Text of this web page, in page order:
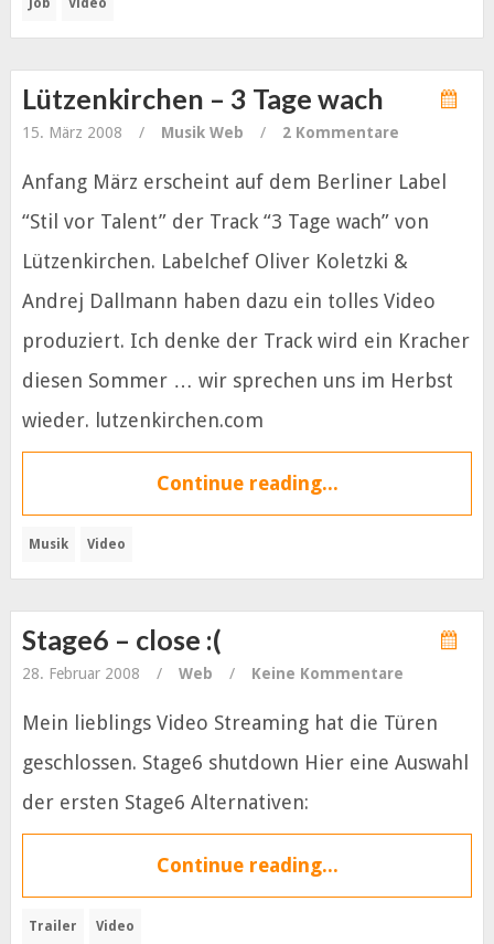
Lützenkirchen – 3 Tage wach
15. März 2008 / Musik Web / 2 Kommentare
Anfang März erscheint auf dem Berliner Label
“Stil vor Talent” der Track “3 Tage wach” von
Lützenkirchen. Labelchef Oliver Koletzki &
Andrej Dallmann haben dazu ein tolles Video
produziert. Ich denke der Track wird ein Kracher
diesen Sommer … wir sprechen uns im Herbst
wieder. lutzenkirchen.com
Continue reading...
Musik Video
Stage6 – close :(
28. Februar 2008 / Web / Keine Kommentare
Mein lieblings Video Streaming hat die Türen
geschlossen. Stage6 shutdown Hier eine Auswahl
der ersten Stage6 Alternativen:
Continue reading...
Trailer Video